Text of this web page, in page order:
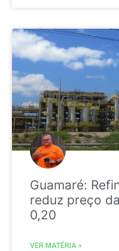
Guamaré:
reduz preço
0,20
VER MATÉRIA »